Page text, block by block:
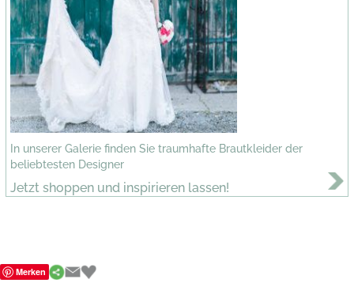
In unserer Galerie finden Sie traumhafte Brautkleider der
beliebtesten Designer
Jetzt shoppen und inspirieren lassen!
Merken